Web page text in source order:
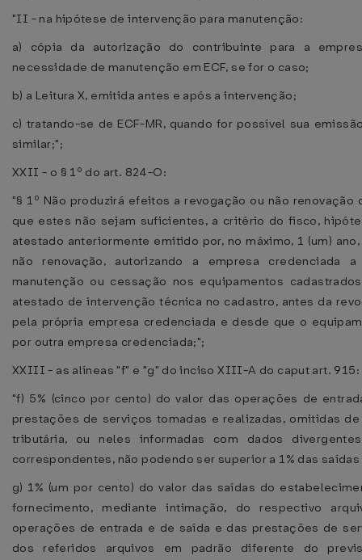
"II - na hipótese de intervenção para manutenção:
a) cópia da autorização do contribuinte para a
necessidade de manutenção em ECF, se for o caso;
b) a Leitura X, emitida antes e após a intervenção;
c) tratando-se de ECF-MR, quando for possível sua
similar;";
XXII - o § 1º do art. 824-O:
"§ 1º Não produzirá efeitos a revogação ou não
que estes não sejam suficientes, a critério do fisco,
atestado anteriormente emitido por, no máximo, 1 (um)
não renovação, autorizando a empresa credenciada
manutenção ou cessação nos equipamentos
atestado de intervenção técnica no cadastro, antes da
pela própria empresa credenciada e desde que o
por outra empresa credenciada;";
XXIII - as alíneas "f" e "g" do inciso XIII-A do caput art. 915:
"f) 5% (cinco por cento) do valor das operações de
prestações de serviços tomadas e realizadas, omitidas
tributária, ou neles informadas com dados
correspondentes, não podendo ser superior a 1% das
g) 1% (um por cento) do valor das saídas do
fornecimento, mediante intimação, do respectivo
operações de entrada e de saída e das prestações de
dos referidos arquivos em padrão diferente do